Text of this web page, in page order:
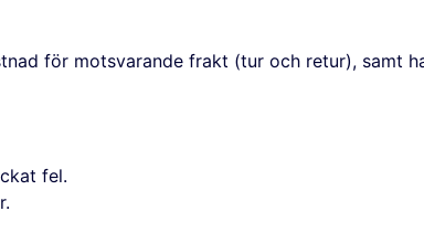
för motsvarande frakt (tur och retur), samt
fel.